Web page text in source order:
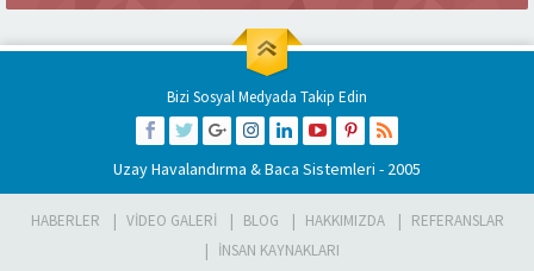
Bizi Sosyal Medyada Takip Edin
Uzay Havalandırma & Baca Sistemleri - 2005
HABERLER VIDEO GALERI BLOG HAKKIMIZDA
REFERANSLAR
İNSAN KAYNAKLARI